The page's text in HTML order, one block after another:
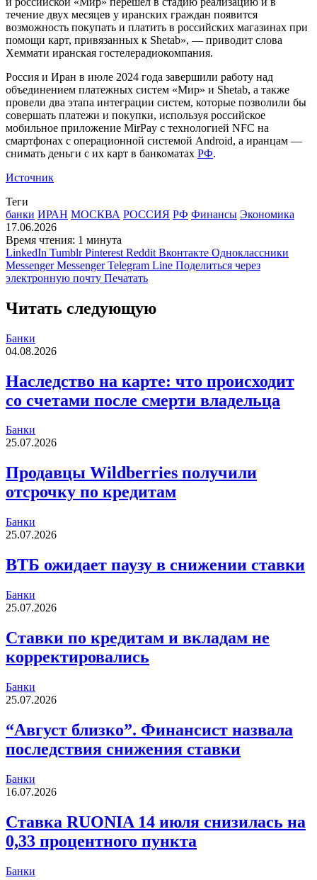
течение двух месяцев у иранских граждан появится
возможность покупать и платить в российских магазинах при
помощи карт, привязанных к Shetab», — приводит слова
Хеммати иранская гостелерадиокомпания.
Россия и Иран в июле 2024 года завершили работу над
объединением платежных систем «Мир» и Shetab, а также
провели два этапа интеграции систем, которые позволили бы
совершать платежи и покупки, используя российское
мобильное приложение MirPay с технологией NFC на
смартфонах с операционной системой Android, а иранцам —
снимать деньги с их карт в банкоматах РФ.
Источник
Теги
банки ИРАН МОСКВА РОССИЯ РФ Финансы Экономика
17.06.2026
Время чтения: 1 минута
LinkedIn Tumblr Pinterest Reddit Вконтакте Одноклассники
Messenger Messenger Telegram Line Поделиться через
электронную почту Печатать
Читать следующую
Банки
04.08.2026
Наследство на карте: что происходит
со счетами после смерти владельца
Банки
25.07.2026
Продавцы Wildberries получили
отсрочку по кредитам
Банки
25.07.2026
ВТБ ожидает паузу в снижении ставки
Банки
25.07.2026
Ставки по кредитам и вкладам не
корректировались
Банки
25.07.2026
“Август близко”. Финансист назвала
последствия снижения ставки
Банки
16.07.2026
Ставка RUONIA 14 июля снизилась на
0,33 процентного пункта
Банки